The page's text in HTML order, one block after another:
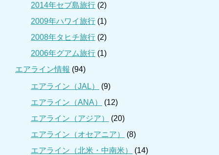
2014年セブ島旅行 (2)
2009年ハワイ旅行 (1)
2008年タヒチ旅行 (2)
2006年グアム旅行 (1)
エアライン情報 (94)
エアライン（JAL）
(9)
エアライン（ANA）
(12)
エアライン（アジア）
(20)
エアライン（オセアニア）
(8)
エアライン（北米・中南米）
(14)